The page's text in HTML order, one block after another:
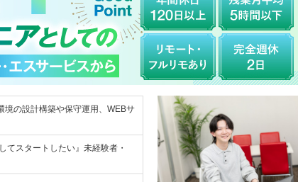
境の設計構築や保守運用、WEBサ
てスタートしたい』未経験者・